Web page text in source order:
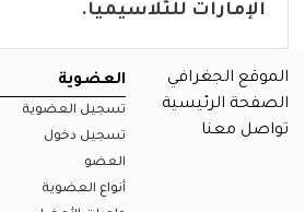
الإمارات للثلاسيميا.
الموقع الجغرافي
الصفحة الرئيسية
تواصل معنا
العضوية
تسجيل العضوية
تسجيل دخول
العضو
أنواع العضوية